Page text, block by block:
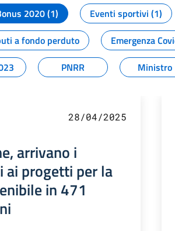
2020 (1) Eventi sportivi (1)
a fondo perduto Emergenza
PNRR Ministro
28/04/2025
arrivano i
ai progetti per la
in 471